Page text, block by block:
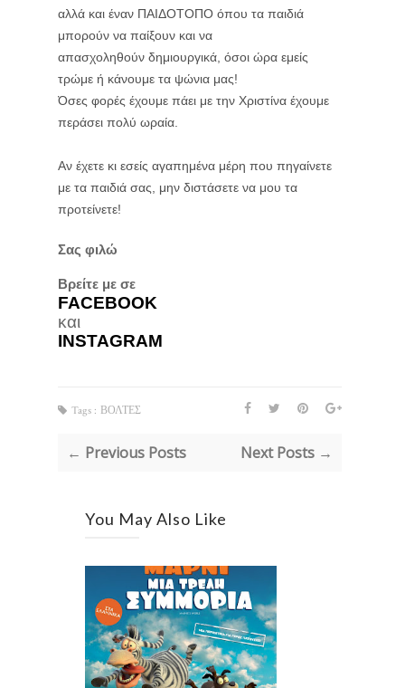
αλλά και έναν ΠΑΙΔΟΤΟΠΟ όπου τα παιδιά
μπορούν να παίξουν και να
απασχοληθούν δημιουργικά, όσοι ώρα εμείς
τρώμε ή κάνουμε τα ψώνια μας!
Όσες φορές έχουμε πάει με την Χριστίνα έχουμε
περάσει πολύ ωραία.
Αν έχετε κι εσείς αγαπημένα μέρη που πηγαίνετε
με τα παιδιά σας, μην διστάσετε να μου τα
προτείνετε!
Σας φιλώ
Βρείτε με σε
FACEBOOK
και
INSTAGRAM
Tags : ΒΟΛΤΕΣ
← Previous Posts Next Posts →
You May Also Like